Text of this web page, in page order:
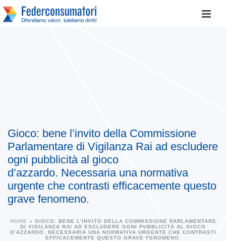
Gioco: bene l’invito della Commissione
Parlamentare di Vigilanza Rai ad escludere
ogni pubblicità al gioco
d’azzardo. Necessaria una normativa
urgente che contrasti efficacemente questo
grave fenomeno.
HOME » GIOCO: BENE L’INVITO DELLA COMMISSIONE PARLAMENTARE
DI VIGILANZA RAI AD ESCLUDERE OGNI PUBBLICITÀ AL GIOCO
D’AZZARDO. NECESSARIA UNA NORMATIVA URGENTE CHE CONTRASTI
EFFICACEMENTE QUESTO GRAVE FENOMENO.